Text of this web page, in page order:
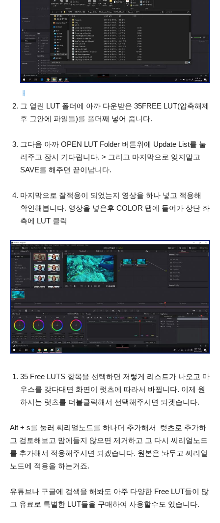
ㅐ
그 열린 LUT 폴더에 아까 다운받은 35FREE LUT(압축해제
후 그안에 파일들)를 폴더째 넣어 줍니다.
그다음 아까 OPEN LUT Folder 버튼위에 Update List를 눌
러주고 잠시 기다립니다. > 그리고 마지막으로 잊지말고
SAVE를 해주면 끝이납니다.
마지막으로 잘적용이 되었는지 영상을 하나 넣고 적용해
확인해봅니다. 영상을 넣은후 COLOR 탭에 들어가 상단 좌
측에 LUT 클릭
35 Free LUTS 항목을 선택하면 저렇게 리스트가 나오고 마
우스를 갖다대면 화면이 럿츠에 따라서 바뀝니다. 이제 원
하시는 럿츠를 더블클릭해서 선택해주시면 되겟습니다.
Alt + s를 눌러 씨리얼노드를 하나더 추가해서 럿츠로 추가하
고 검토해보고 맘에들지 않으면 제거하고 고 다시 씨리얼노드
를 추가해서 적용해주시면 되겠습니다. 원본은 놔두고 씨리얼
노드에 적용을 하는거죠.
유튜브나 구글에 검색을 해봐도 아주 다양한 Free LUT들이 많
고 유료로 특별한 LUT들을 구매하여 사용할수도 있습니다.